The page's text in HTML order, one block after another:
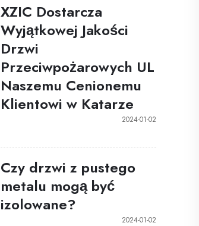
XZIC Dostarcza
Wyjątkowej Jakości
Drzwi
Przeciwpożarowych UL
Naszemu Cenionemu
Klientowi w Katarze
2024-01-02
Czy drzwi z pustego
metalu mogą być
izolowane?
2024-01-02